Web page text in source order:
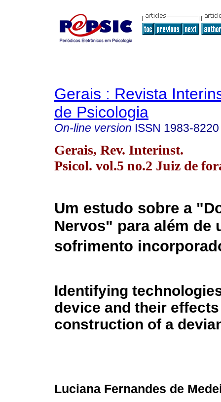
Gerais : Revista
de Psicologia
On-line version ISSN 1983-8220
Gerais, Rev. Interinst.
Psicol. vol.5 no.2 Juiz de
Um estudo sobre a
Nervos" para além de
sofrimento
Identifying
device and their
construction of a
Luciana Fernandes de